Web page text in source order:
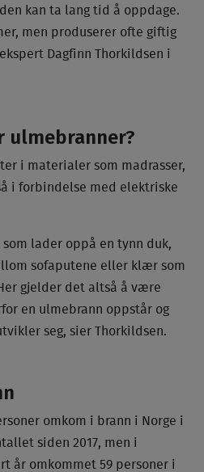
kan ta lang tid å oppdage.
men produserer ofte giftig
Dagfinn Thorkildsen i
ulmebranner?
i materialer som madrasser,
i forbindelse med elektriske
lader oppå en tynn duk,
sofaputene eller klær som
gjelder det altså å være
en ulmebrann oppstår og
seg, sier Thorkildsen.
omkom i brann i Norge i
siden 2017, men i
år omkommet 59 personer i